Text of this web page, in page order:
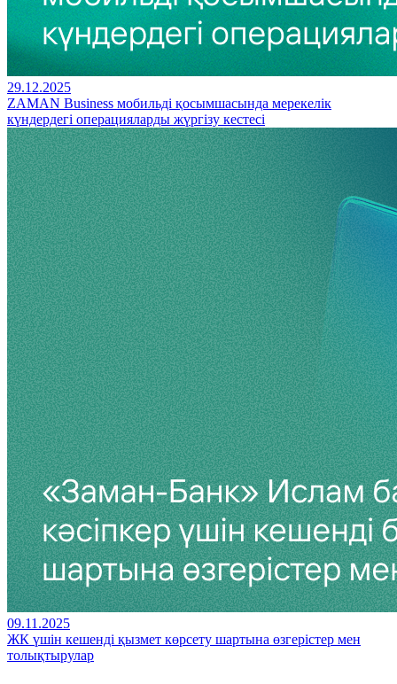
29.12.2025
ZAMAN Business мобильді қосымшасында мерекелік
күндердегі операцияларды жүргізу кестесі
09.11.2025
ЖК үшін кешенді қызмет көрсету шартына өзгерістер мен
толықтырулар